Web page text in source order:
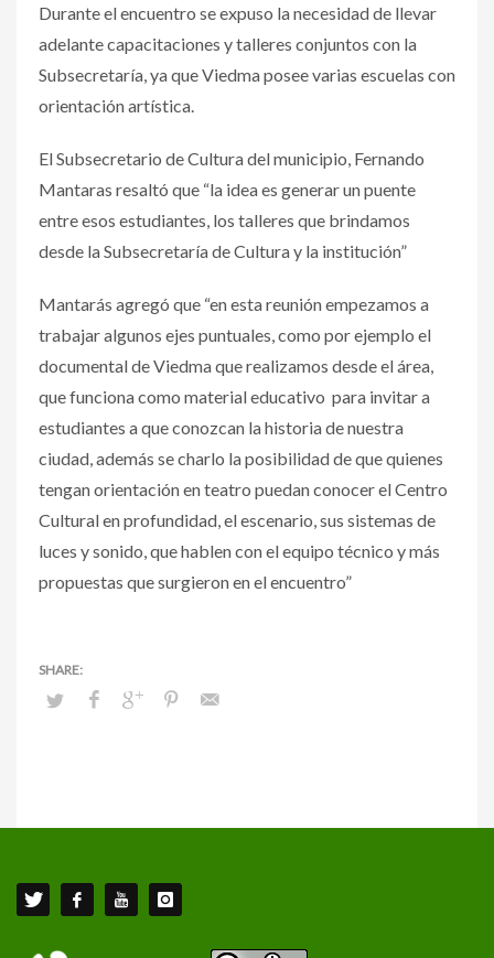
Durante el encuentro se expuso la necesidad de llevar
adelante capacitaciones y talleres conjuntos con la
Subsecretaría, ya que Viedma posee varias escuelas con
orientación artística.
El Subsecretario de Cultura del municipio, Fernando
Mantaras resaltó que “la idea es generar un puente
entre esos estudiantes, los talleres que brindamos
desde la Subsecretaría de Cultura y la institución”
Mantarás agregó que “en esta reunión empezamos a
trabajar algunos ejes puntuales, como por ejemplo el
documental de Viedma que realizamos desde el área,
que funciona como material educativo para invitar a
estudiantes a que conozcan la historia de nuestra
ciudad, además se charlo la posibilidad de que quienes
tengan orientación en teatro puedan conocer el Centro
Cultural en profundidad, el escenario, sus sistemas de
luces y sonido, que hablen con el equipo técnico y más
propuestas que surgieron en el encuentro”